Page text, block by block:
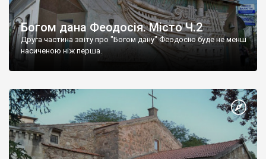
Богом дана Феодосія. Місто Ч.2
Друга частина звіту про "Богом дану" Феодосію буде не менш
насиченою ніж перша.